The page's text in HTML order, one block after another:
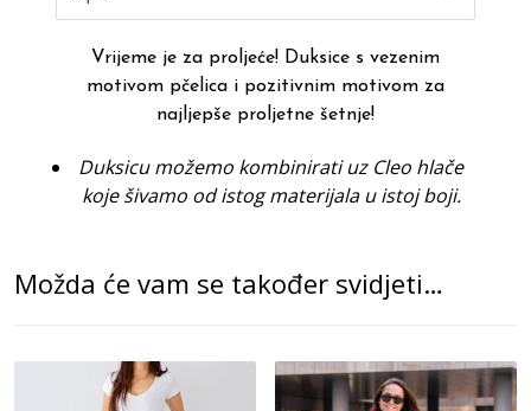
Vrijeme je za proljeće! Duksice s vezenim
motivom pčelica i pozitivnim motivom za
najljepše proljetne šetnje!
Duksicu možemo kombinirati uz Cleo hlače
koje šivamo od istog materijala u istoj boji.
Možda će vam se također svidjeti…